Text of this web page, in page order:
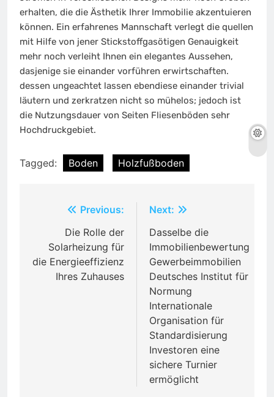
erhalten, die die Ästhetik Ihrer Immobilie akzentuieren
können. Ein erfahrenes Mannschaft verlegt die quellen
mit Hilfe von jener Stickstoffgasötigen Genauigkeit
mehr noch verleiht Ihnen ein elegantes Aussehen,
dasjenige sie einander vorführen erwirtschaften.
dessen ungeachtet lassen ebendiese einander trivial
läutern und zerkratzen nicht so mühelos; jedoch ist
die Nutzungsdauer von Seiten Fliesenböden sehr
Hochdruckgebiet.
Tagged: Boden Holzfußboden
navigation
Previous:
Die Rolle der
Solarheizung für
die Energieeffizienz
Ihres Zuhauses
Next:
Dasselbe die
Immobilienbewertung
Gewerbeimmobilien
Deutsches Institut für
Normung
Internationale
Organisation für
Standardisierung
Investoren eine
sichere Turnier
ermöglicht